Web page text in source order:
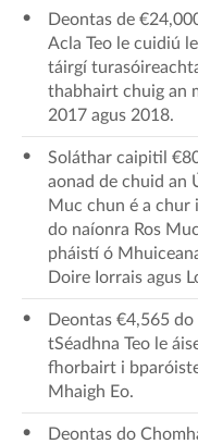
Deontas de
Acla Teo le cuidiú
táirgí
thabhairt chuig an
2017 agus 2018.
Soláthar caipitil
aonad de chuid an
Muc chun é a chur
do naíonra Ros
pháistí ó
Doire Iorrais agus
Deontas €4,565
tSéadhna Teo le
fhorbairt i
Mhaigh Eo.
Deontas do